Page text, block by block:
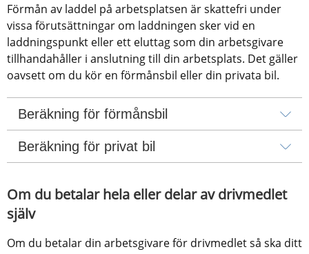
Förmån av laddel på arbetsplatsen är skattefri under
vissa förutsättningar om laddningen sker vid en
laddningspunkt eller ett eluttag som din arbetsgivare
tillhandahåller i anslutning till din arbetsplats. Det gäller
oavsett om du kör en förmånsbil eller din privata bil.
Beräkning för förmånsbil
Beräkning för privat bil
Om du betalar hela eller delar av drivmedlet
själv
Om du betalar din arbetsgivare för drivmedlet så ska ditt